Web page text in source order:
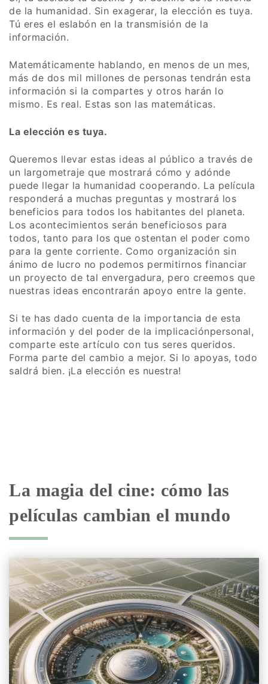
de la humanidad. Sin exagerar, la elección es tuya.
Tú eres el eslabón en la transmisión de la
información.
Matemáticamente hablando, en menos de un mes,
más de dos mil millones de personas tendrán esta
información si la compartes y otros harán lo
mismo. Es real. Estas son las matemáticas.
La elección es tuya.
Queremos llevar estas ideas al público a través de
un largometraje que mostrará cómo y adónde
puede llegar la humanidad cooperando. La película
responderá a muchas preguntas y mostrará los
beneficios para todos los habitantes del planeta.
Los acontecimientos serán beneficiosos para
todos, tanto para los que ostentan el poder como
para la gente corriente. Como organización sin
ánimo de lucro no podemos permitirnos financiar
un proyecto de tal envergadura, pero creemos que
nuestras ideas encontrarán apoyo entre la gente.
Si te has dado cuenta de la importancia de esta
información y del poder de la implicaciónpersonal,
comparte este artículo con tus seres queridos.
Forma parte del cambio a mejor. Si lo apoyas, todo
saldrá bien. ¡La elección es nuestra!
La magia del cine: cómo las
películas cambian el mundo